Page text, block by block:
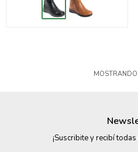
MOSTRANDO
¡Suscribite y recibí